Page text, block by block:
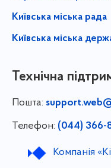
Київська міська рада
Київська міська
Технічна
Пошта:
Телефон: (044) 366-
Компанія